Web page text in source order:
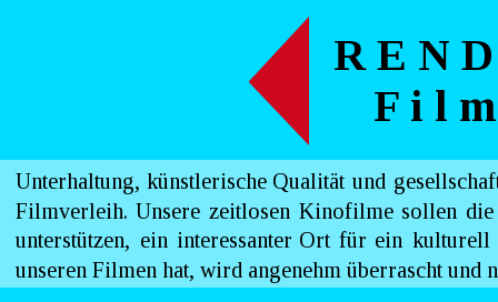
Unterhaltung, künstlerische Qualität und
Filmverleih. Unsere zeitlosen Kinofilme sollen die
unterstützen, ein interessanter Ort für ein kulturell
unseren Filmen hat, wird angenehm überrascht
F i l
R E N